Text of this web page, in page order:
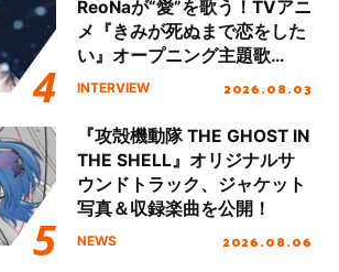
ReoNaが“愛”を歌う！TVアニ
メ『きみが死ぬまで恋をした
い』オープニング主題歌
「Amore」インタビュー
INTERVIEW 2026.08.03
『攻殻機動隊 THE GHOST IN
THE SHELL』オリジナルサ
ウンドトラック、ジャケット
写真＆収録楽曲を公開！
NEWS 2026.08.06